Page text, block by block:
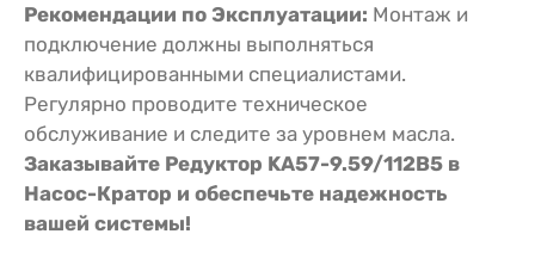
Рекомендации по Эксплуатации: Монтаж и
подключение должны выполняться
квалифицированными специалистами.
Регулярно проводите техническое
обслуживание и следите за уровнем масла.
Заказывайте Редуктор KA57-9.59/112В5 в
Насос-Кратор и обеспечьте надежность
вашей системы!